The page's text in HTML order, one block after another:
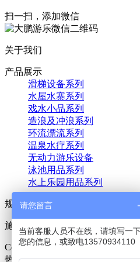
扫一扫，添加微信
关于我们
产品展示
滑梯设备系列
水屋水寨系列
戏水小品系列
造浪及冲浪系列
环流漂流系列
温泉水疗系列
无动力游乐设备
泳池用品系列
水上乐园用品系列
规划设计
施工记录
Copyright © 2021 广东大鹏游乐
热门关键词：水上游乐设备_儿
请您留言
当前客服人员不在线，请填写一
您的信息，或致电13570934110